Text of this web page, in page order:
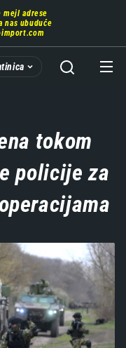
adrese
nas ubuduće
tokom
policije za